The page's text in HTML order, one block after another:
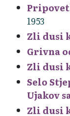
1953
Zli dusi
Grivna
Zli dusi
Selo
Ujakov
Zli dusi